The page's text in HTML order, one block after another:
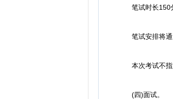
笔试时长150分
笔试安排将通
本次考试不指
(四)面试。